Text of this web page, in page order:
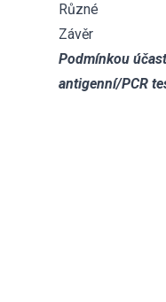
Různé
Závěr
Podmínkou
antigenní/PCR